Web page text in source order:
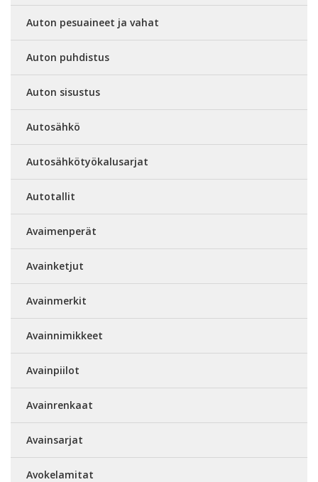
Auton pesuaineet ja vahat
Auton puhdistus
Auton sisustus
Autosähkö
Autosähkötyökalusarjat
Autotallit
Avaimenperät
Avainketjut
Avainmerkit
Avainnimikkeet
Avainpiilot
Avainrenkaat
Avainsarjat
Avokelamitat